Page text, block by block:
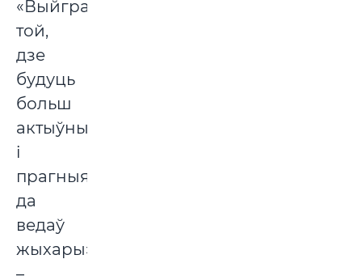
«Выйграе
той,
дзе
будуць
больш
актыўныя
і
прагныя
да
ведаў
жыхары»,